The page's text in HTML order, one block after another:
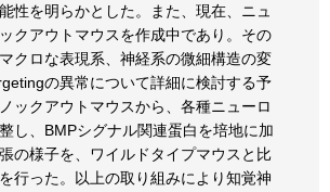
性を明らかとした。また、現在、ニュ
クアウトマウスを作成中であり。その
クロな表現系、神経系の微細構造の変
の異常について詳細に検討する予
ックアウトマウスから、各種ニューロ
し、BMPシグナル関連蛋白を培地に加
の様子を、ワイルドタイプマウスと比
行った。以上の取り組みにより知覚神